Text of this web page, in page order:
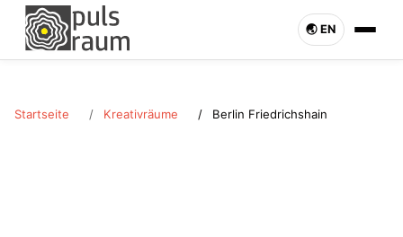
🌏︎ EN
Startseite Kreativräume Berlin Friedrichshain